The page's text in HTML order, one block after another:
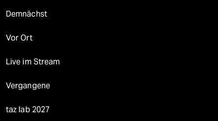
Demnächst
Vor Ort
Live im Stream
Vergangene
taz lab 2027